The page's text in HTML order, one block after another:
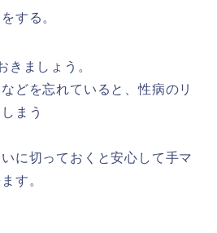
する。
きましょう。
どを忘れていると、性病のリ
まう
に切っておくと安心して手マ
す。